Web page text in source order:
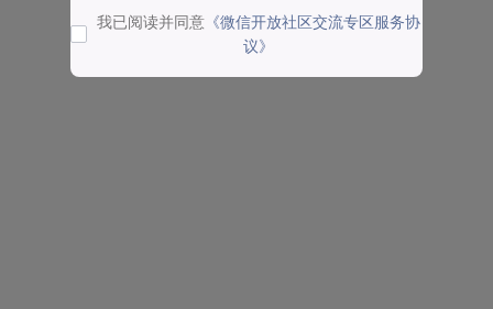
我已阅读并同意 《微信开放社区交流专区服务协
议》